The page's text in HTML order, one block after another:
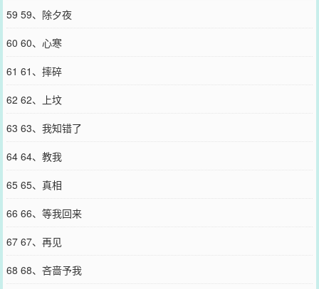
59 59、除夕夜
60 60、心寒
61 61、摔碎
62 62、上坟
63 63、我知错了
64 64、教我
65 65、真相
66 66、等我回来
67 67、再见
68 68、吝啬予我